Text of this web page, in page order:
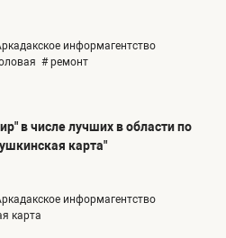
информагентство
# ремонт
в числе лучших в области по
карта"
информагентство
карта